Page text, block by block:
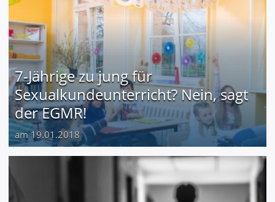
7-Jährige zu jung für
Sexualkundeunterricht? Nein, sagt
der EGMR!
am 19.01.2018